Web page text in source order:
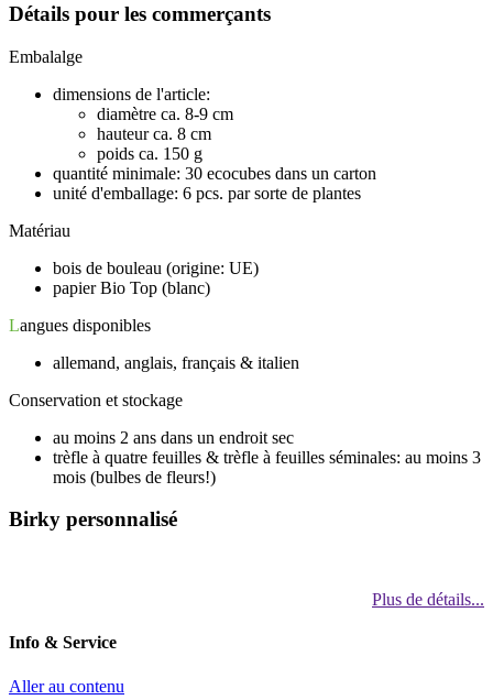
Détails pour les commerçants
Embalalge
dimensions de l'article:
diamètre ca. 8-9 cm
hauteur ca. 8 cm
poids ca. 150 g
quantité minimale: 30 ecocubes dans un carton
unité d'emballage: 6 pcs. par sorte de plantes
Matériau
bois de bouleau (origine: UE)
papier Bio Top (blanc)
Langues disponibles
allemand, anglais, français & italien
Conservation et stockage
au moins 2 ans dans un endroit sec
trèfle à quatre feuilles & trèfle à feuilles séminales: au moins 3
mois (bulbes de fleurs!)
Birky personnalisé
Plus de détails...
Info & Service
Aller au contenu